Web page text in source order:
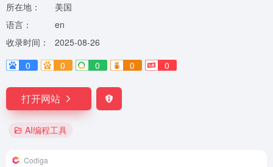
所在地：
美国
语言：
en
收录时间：
2025-08-26
0
0 0 0 0
打开网站
AI编程工具
Codiga